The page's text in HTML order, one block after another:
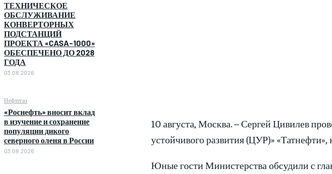
ТЕХНИЧЕСКОЕ
ОБСЛУЖИВАНИЕ
КОНВЕРТОРНЫХ
ПОДСТАНЦИЙ
ПРОЕКТА «CASA-1000»
ОБЕСПЕЧЕНО ДО 2028
ГОДА
03.08.2026
Нефтегаз
«Роснефть» вносит вклад
в изучение и сохранение
популяции дикого
северного оленя в России
03.08.2026
10 августа, Москва. – Сергей Цивилев
устойчивого развития (ЦУР)»
Юные гости Министерства обсудили с